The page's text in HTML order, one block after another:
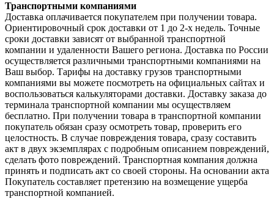
Транспортными компаниями
Доставка оплачивается покупателем при получении товара.
Ориентировочный срок доставки от 1 до 2-х недель. Точные
сроки доставки зависят от выбранной транспортной
компании и удаленности Вашего региона. Доставка по России
осуществляется различными транспортными компаниями на
Ваш выбор. Тарифы на доставку грузов транспортными
компаниями вы можете посмотреть на официальных сайтах и
воспользоваться калькуляторами доставки. Доставку заказа до
терминала транспортной компании мы осуществляем
бесплатно. При получении товара в транспортной компании
покупатель обязан сразу осмотреть товар, проверить его
целостность. В случае повреждения товара, сразу составить
акт в двух экземплярах с подробным описанием повреждений,
сделать фото повреждений. Транспортная компания должна
принять и подписать акт со своей стороны. На основании акта
Покупатель составляет претензию на возмещение ущерба
транспортной компанией.